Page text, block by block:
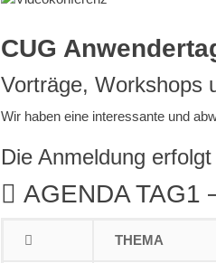
CUG
Vorträge,
Wir haben eine interessante und
Die Anmeldung
AGENDA TAG1
THEMA